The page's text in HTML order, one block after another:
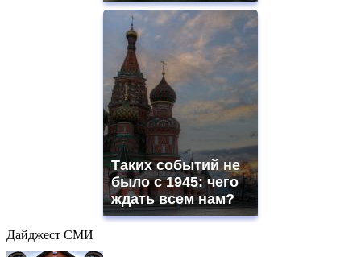
Таких событий не
было с 1945: чего
ждать всем нам?
Дайджест СМИ